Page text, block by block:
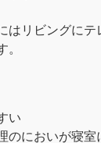
はリビングに
い
のにおいが寝室